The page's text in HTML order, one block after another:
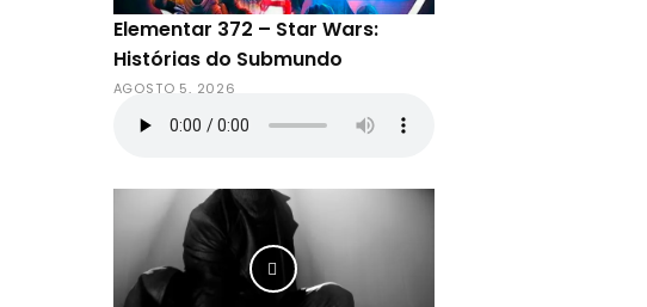
Elementar 372 – Star Wars:
Histórias do Submundo
AGOSTO 5, 2026